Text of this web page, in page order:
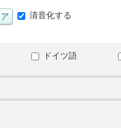
清音化する
ドイツ語